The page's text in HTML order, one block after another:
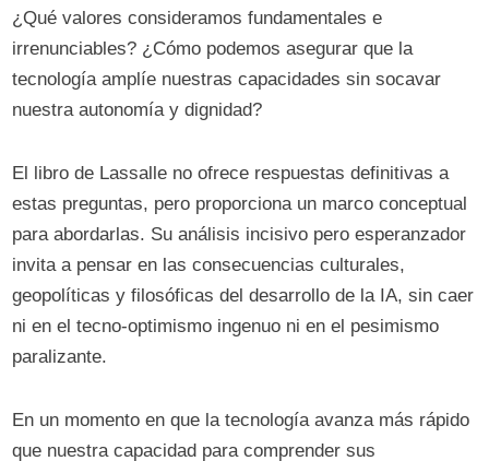
¿Qué valores consideramos fundamentales e
irrenunciables? ¿Cómo podemos asegurar que la
tecnología amplíe nuestras capacidades sin socavar
nuestra autonomía y dignidad?
El libro de Lassalle no ofrece respuestas definitivas a
estas preguntas, pero proporciona un marco conceptual
para abordarlas. Su análisis incisivo pero esperanzador
invita a pensar en las consecuencias culturales,
geopolíticas y filosóficas del desarrollo de la IA, sin caer
ni en el tecno-optimismo ingenuo ni en el pesimismo
paralizante.
En un momento en que la tecnología avanza más rápido
que nuestra capacidad para comprender sus